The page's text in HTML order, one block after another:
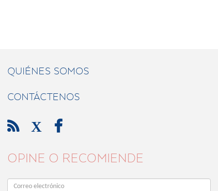
QUIÉNES SOMOS
CONTÁCTENOS
 X 
OPINE O RECOMIENDE